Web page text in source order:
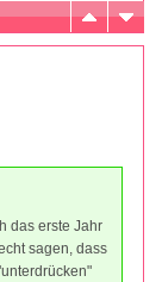
das erste Jahr
sagen, dass